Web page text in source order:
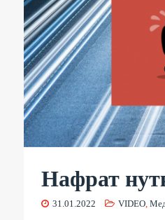
Нафрат
31.01.2022 VIDEO,